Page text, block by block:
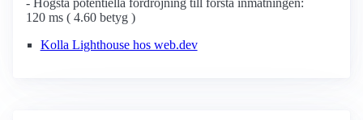
- Högsta potentiella fördröjning till första inmatningen:
120 ms ( 4.60 betyg )
Kolla Lighthouse hos web.dev